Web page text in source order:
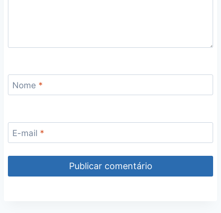
Nome *
E-mail *